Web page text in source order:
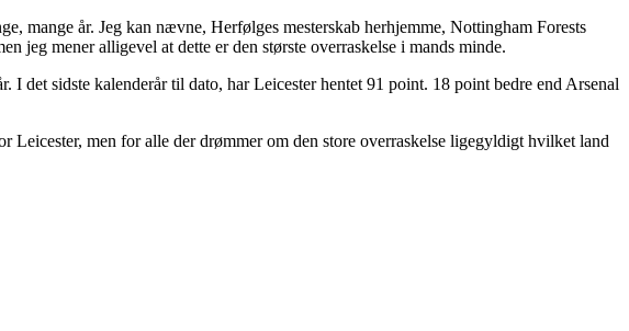
mange år. Jeg kan nævne, Herfølges mesterskab herhjemme, Nottingham Forests
jeg mener alligevel at dette er den største overraskelse i mands minde.
I det sidste kalenderår til dato, har Leicester hentet 91 point. 18 point bedre end Arsenal
men for alle der drømmer om den store overraskelse ligegyldigt hvilket land